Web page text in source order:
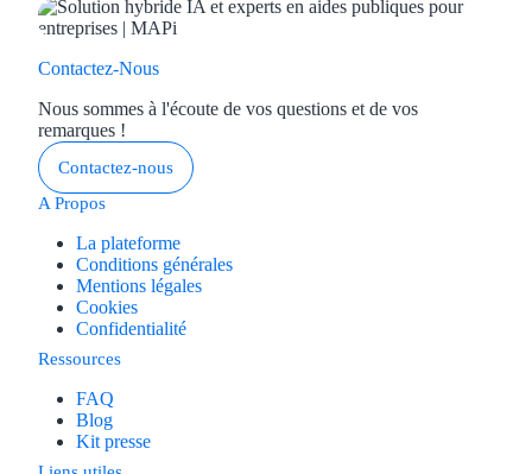
Contactez-Nous
Nous sommes à l'écoute de vos questions et de vos
remarques !
Contactez-nous
A Propos
La plateforme
Conditions générales
Mentions légales
Cookies
Confidentialité
Ressources
FAQ
Blog
Kit presse